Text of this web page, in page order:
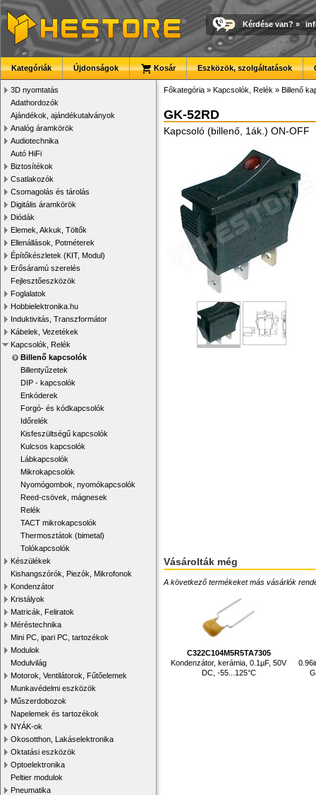
Kérdése van? »
Kategóriák Újdonságok Kosár Eszközök, szolgáltatások
3D nyomtatás
Adathordozók
Ajándékok, ajándékutalványok
Analóg áramkörök
Audiotechnika
Autó HiFi
Biztosítékok
Csatlakozók
Csomagolás és tárolás
Digitális áramkörök
Diódák
Elemek, Akkuk, Töltők
Ellenállások, Potméterek
Építőkészletek (KIT, Modul)
Erősáramú szerelés
Fejlesztőeszközök
Foglalatok
Hobbielektronika.hu
Induktivitás, Transzformátor
Kábelek, Vezetékek
Kapcsolók, Relék
Billenő kapcsolók
Billentyűzetek
DIP - kapcsolók
Enkóderek
Forgó- és kódkapcsolók
Időrelék
Kisfeszültségű kapcsolók
Kulcsos kapcsolók
Lábkapcsolók
Mikrokapcsolók
Nyomógombok, nyomókapcsolók
Reed-csövek, mágnesek
Relék
TACT mikrokapcsolók
Thermosztátok (bimetal)
Tolókapcsolók
Készülékek
Kishangszórók, Piezók, Mikrofonok
Kondenzátor
Kristályok
Matricák, Feliratok
Méréstechnika
Mini PC, ipari PC, tartozékok
Modulok
Modulvilág
Motorok, Ventilátorok, Fűtőelemek
Munkavédelmi eszközök
Műszerdobozok
Napelemek és tartozékok
NYÁK-ok
Okosotthon, Lakáselektronika
Oktatási eszközök
Optoelektronika
Peltier modulok
Pneumatika
Főkategória » Kapcsolók, Relék » Billenő
GK-52RD
Kapcsoló (billenő, 1ák.) ON-OFF
Vásárolták még
A következő termékeket más vásárlók
C322C104M5R5TA7305
Kondenzátor, kerámia, 0.1µF, 50V
DC, -55...125°C